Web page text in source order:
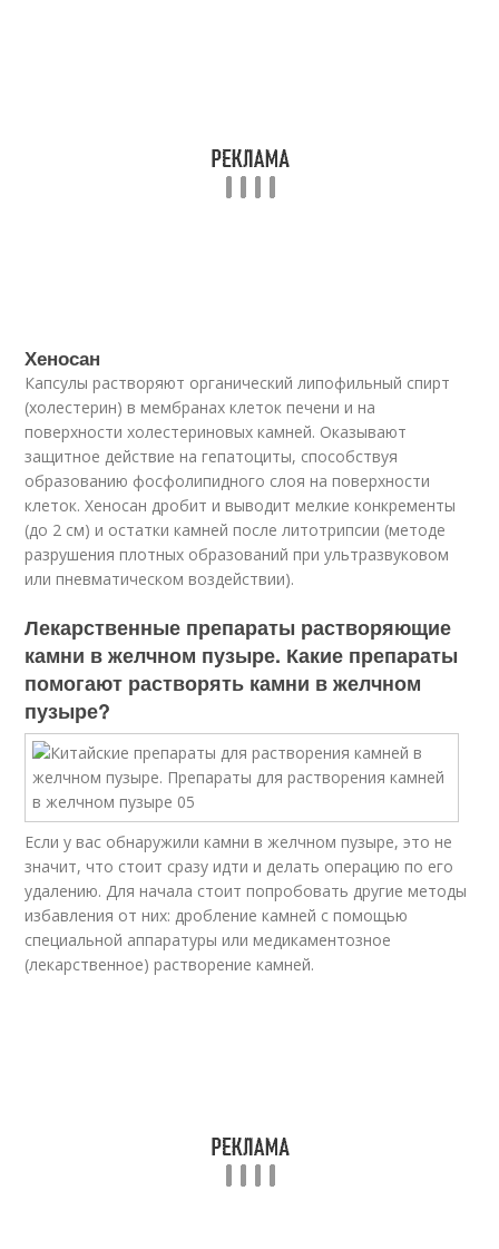
Хеносан
Капсулы растворяют органический липофильный спирт
(холестерин) в мембранах клеток печени и на
поверхности холестериновых камней. Оказывают
защитное действие на гепатоциты, способствуя
образованию фосфолипидного слоя на поверхности
клеток. Хеносан дробит и выводит мелкие конкременты
(до 2 см) и остатки камней после литотрипсии (методе
разрушения плотных образований при ультразвуковом
или пневматическом воздействии).
Лекарственные препараты растворяющие
камни в желчном пузыре. Какие препараты
помогают растворять камни в желчном
пузыре?
Если у вас обнаружили камни в желчном пузыре, это не
значит, что стоит сразу идти и делать операцию по его
удалению. Для начала стоит попробовать другие методы
избавления от них: дробление камней с помощью
специальной аппаратуры или медикаментозное
(лекарственное) растворение камней.